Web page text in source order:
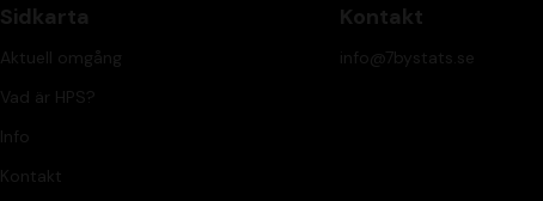
Sidkarta
Aktuell omgång
Vad är HPS?
Info
Kontakt
Kontakt
info@7bystats.se